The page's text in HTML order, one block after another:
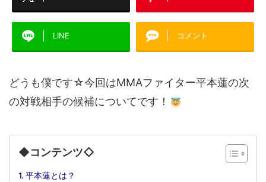
LINE コメント
どうも僕です☆今回はMMAファイター平本蓮の次
の対戦相手の候補についてです！
◆コンテンツ◇
平本蓮とは？